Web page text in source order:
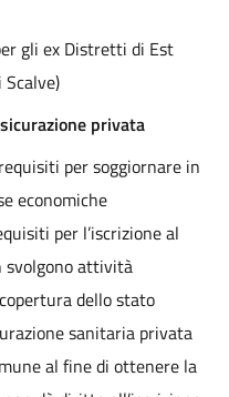
gli ex Distretti di Est
privata
per soggiornare in
economiche
per l’iscrizione al
svolgono attività
dello stato
sanitaria privata
al fine di ottenere la